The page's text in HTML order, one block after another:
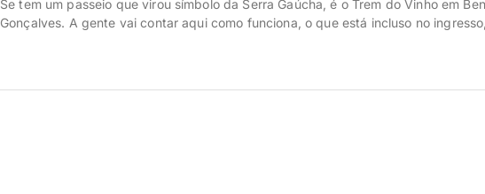
Se tem um passeio que virou símbolo da Serra Gaúcha, é o Trem do Vinho em
Gonçalves. A gente vai contar aqui como funciona, o que está incluso no